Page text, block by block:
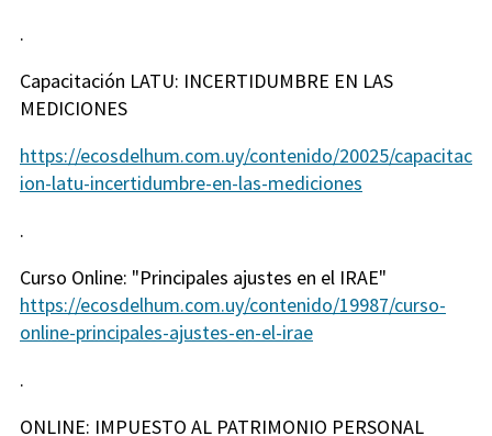
.
Capacitación LATU: INCERTIDUMBRE EN LAS
MEDICIONES
https://ecosdelhum.com.uy/contenido/20025/capacitac
ion-latu-incertidumbre-en-las-mediciones
.
Curso Online: "Principales ajustes en el IRAE"
https://ecosdelhum.com.uy/contenido/19987/curso-
online-principales-ajustes-en-el-irae
.
ONLINE: IMPUESTO AL PATRIMONIO PERSONAL